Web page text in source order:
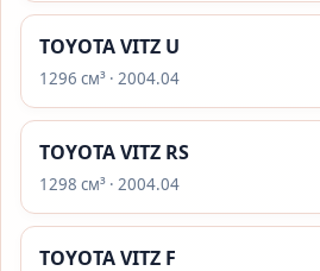
TOYOTA VITZ U
1296 см³ · 2004.04
TOYOTA VITZ RS
1298 см³ · 2004.04
TOYOTA VITZ F